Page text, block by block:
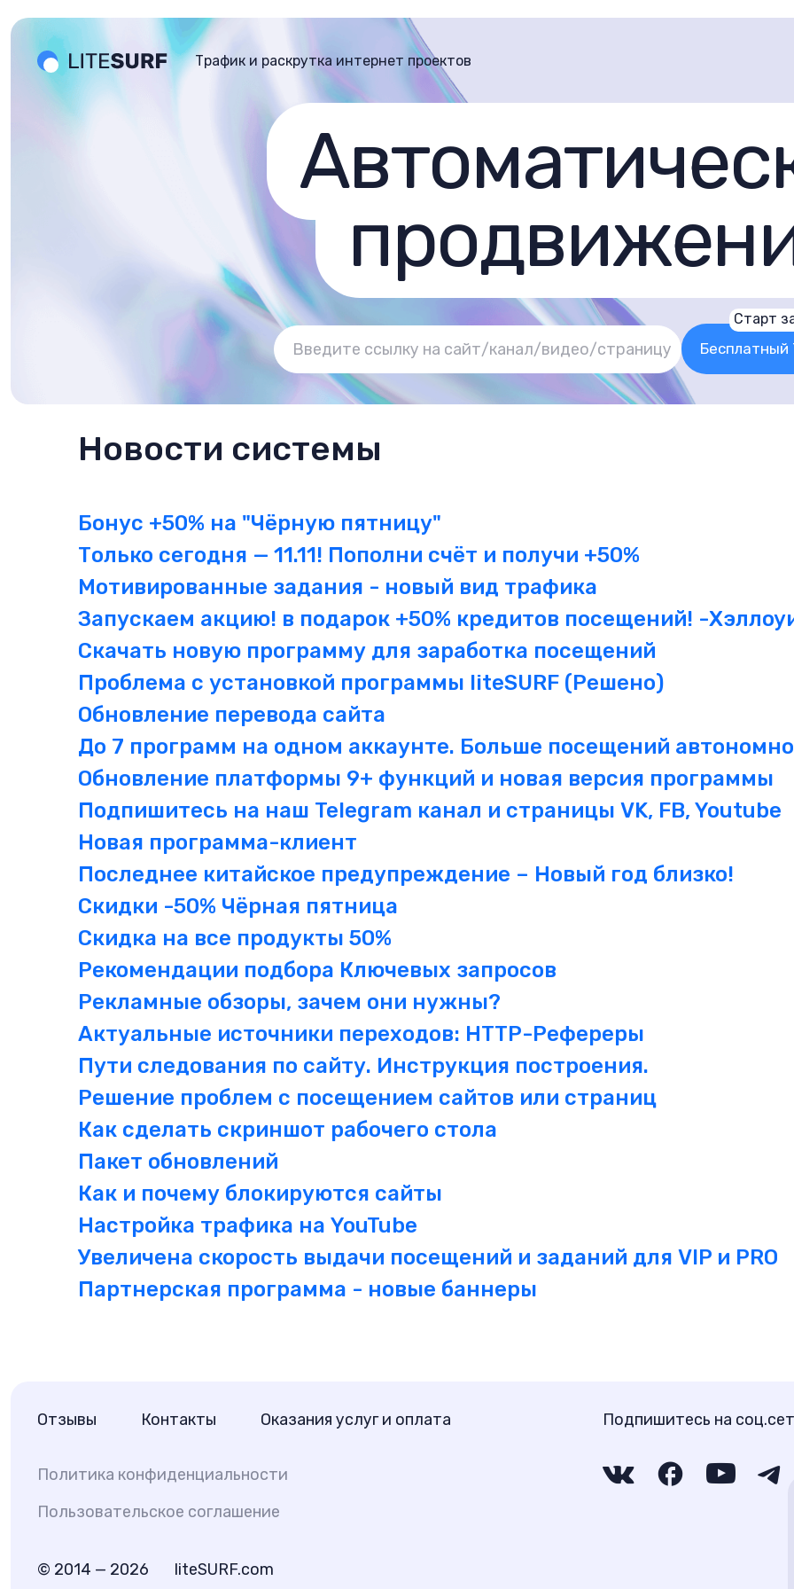
Трафик и раскрутка интернет проектов
Старт
Бесплатный
Новости системы
Бонус +50% на "Чёрную пятницу"
Только сегодня — 11.11! Пополни счёт и получи +50%
Мотивированные задания - новый вид трафика
Запускаем акцию! в подарок +50% кредитов посещений! -
Скачать новую программу для заработка посещений
Проблема с установкой программы liteSURF (Решено)
Обновление перевода сайта
До 7 программ на одном аккаунте. Больше посещений
Обновление платформы 9+ функций и новая версия программы
Подпишитесь на наш Telegram канал и страницы VK, FB, Youtube
Новая программа-клиент
Последнее китайское предупреждение – Новый год близко!
Скидки -50% Чёрная пятница
Скидка на все продукты 50%
Рекомендации подбора Ключевых запросов
Рекламные обзоры, зачем они нужны?
Актуальные источники переходов: HTTP-Рефереры
Пути следования по сайту. Инструкция построения.
Решение проблем с посещением сайтов или страниц
Как сделать скриншот рабочего стола
Пакет обновлений
Как и почему блокируются сайты
Настройка трафика на YouTube
Увеличена скорость выдачи посещений и заданий для VIP и PRO
Партнерская программа - новые баннеры
Отзывы Контакты Оказания услуг и оплата
Политика конфиденциальности
Пользовательское соглашение
© 2014 — 2026 liteSURF.com
Подпишитесь на